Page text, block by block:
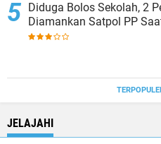
Diduga Bolos Sekolah, 2
Diamankan Satpol PP
JELAJAHI